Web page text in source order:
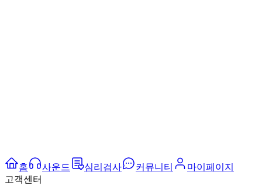
홈 사운드 심리검사 커뮤니티
마이페이지
고객센터